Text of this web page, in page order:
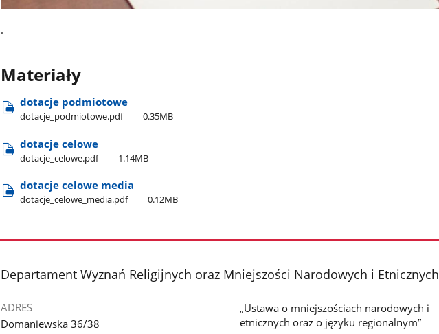
.
Materiały
dotacje podmiotowe
dotacje​_podmiotowe.pdf 0.35MB
dotacje celowe
dotacje​_celowe.pdf 1.14MB
dotacje celowe media
dotacje​_celowe​_media.pdf 0.12MB
stopka
Departament Wyznań Religijnych oraz Mniejszości Narodowych i Etnicznych
ADRES
Domaniewska 36/38
„Ustawa o mniejszościach narodowych i
etnicznych oraz o języku regionalnym”